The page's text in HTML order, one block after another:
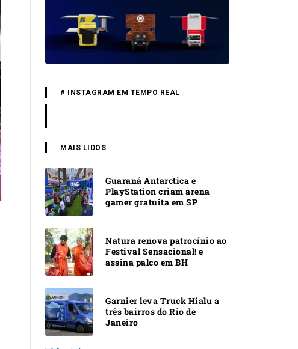
# INSTAGRAM EM TEMPO REAL
MAIS LIDOS
Guaraná Antarctica e
PlayStation criam arena
gamer gratuita em SP
Natura renova patrocínio ao
Festival Sensacional! e
assina palco em BH
Garnier leva Truck Hialu a
três bairros do Rio de
Janeiro